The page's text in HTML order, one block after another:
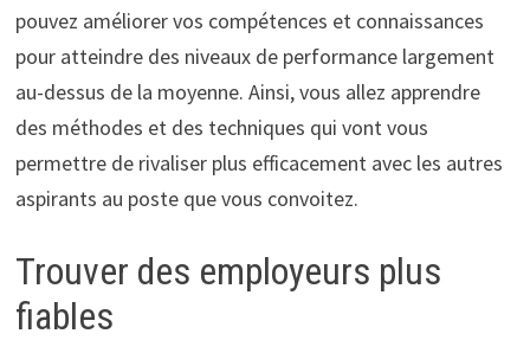
pouvez améliorer vos compétences et connaissances
pour atteindre des niveaux de performance largement
au-dessus de la moyenne. Ainsi, vous allez apprendre
des méthodes et des techniques qui vont vous
permettre de rivaliser plus efficacement avec les autres
aspirants au poste que vous convoitez.
Trouver des employeurs plus
fiables